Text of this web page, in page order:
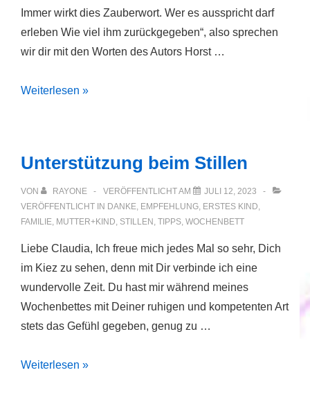
Immer wirkt dies Zauberwort. Wer es ausspricht darf
erleben Wie viel ihm zurückgegeben“, also sprechen
wir dir mit den Worten des Autors Horst …
Theo
Weiterlesen »
Unterstützung beim Stillen
VON RAYONE VERÖFFENTLICHT AM
JULI 12, 2023
VERÖFFENTLICHT IN DANKE, EMPFEHLUNG, ERSTES KIND,
FAMILIE, MUTTER+KIND, STILLEN , TIPPS, WOCHENBETT
Liebe Claudia, Ich freue mich jedes Mal so sehr, Dich
im Kiez zu sehen, denn mit Dir verbinde ich eine
wundervolle Zeit. Du hast mir während meines
Wochenbettes mit Deiner ruhigen und kompetenten Art
stets das Gefühl gegeben, genug zu …
Unterstützung
Weiterlesen »